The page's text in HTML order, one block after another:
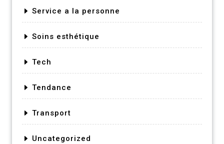
Service a la personne
Soins esthétique
Tech
Tendance
Transport
Uncategorized